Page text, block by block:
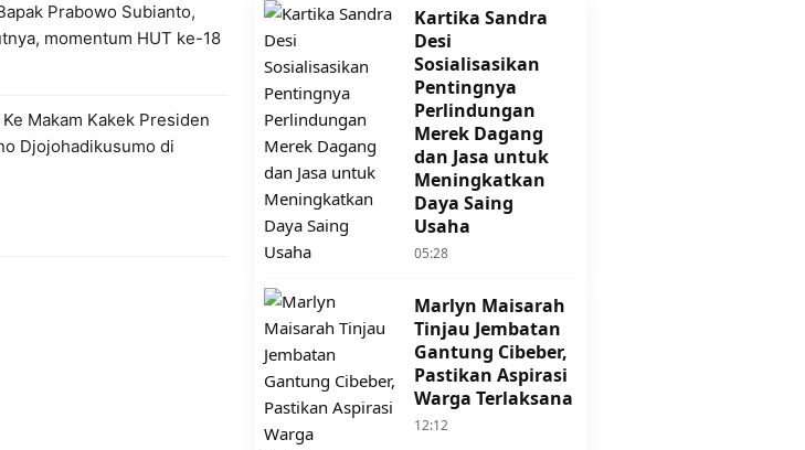
Prabowo Subianto,
momentum HUT ke-18
Makam Kakek Presiden
Djojohadikusumo di
Kartika Sandra
Desi
Sosialisasikan
Pentingnya
Perlindungan
Merek Dagang
dan Jasa untuk
Meningkatkan
Daya Saing
Usaha
05:28
Marlyn Maisarah
Tinjau Jembatan
Gantung Cibeber,
Pastikan Aspirasi
Warga Terlaksana
12:12